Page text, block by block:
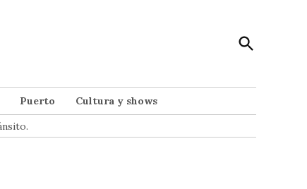
Open
Search
Puerto
Cultura y shows